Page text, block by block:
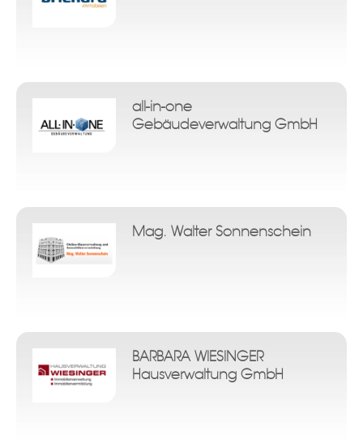
all-in-one
Gebäudeverwaltung GmbH
Mag. Walter Sonnenschein
BARBARA WIESINGER
Hausverwaltung GmbH